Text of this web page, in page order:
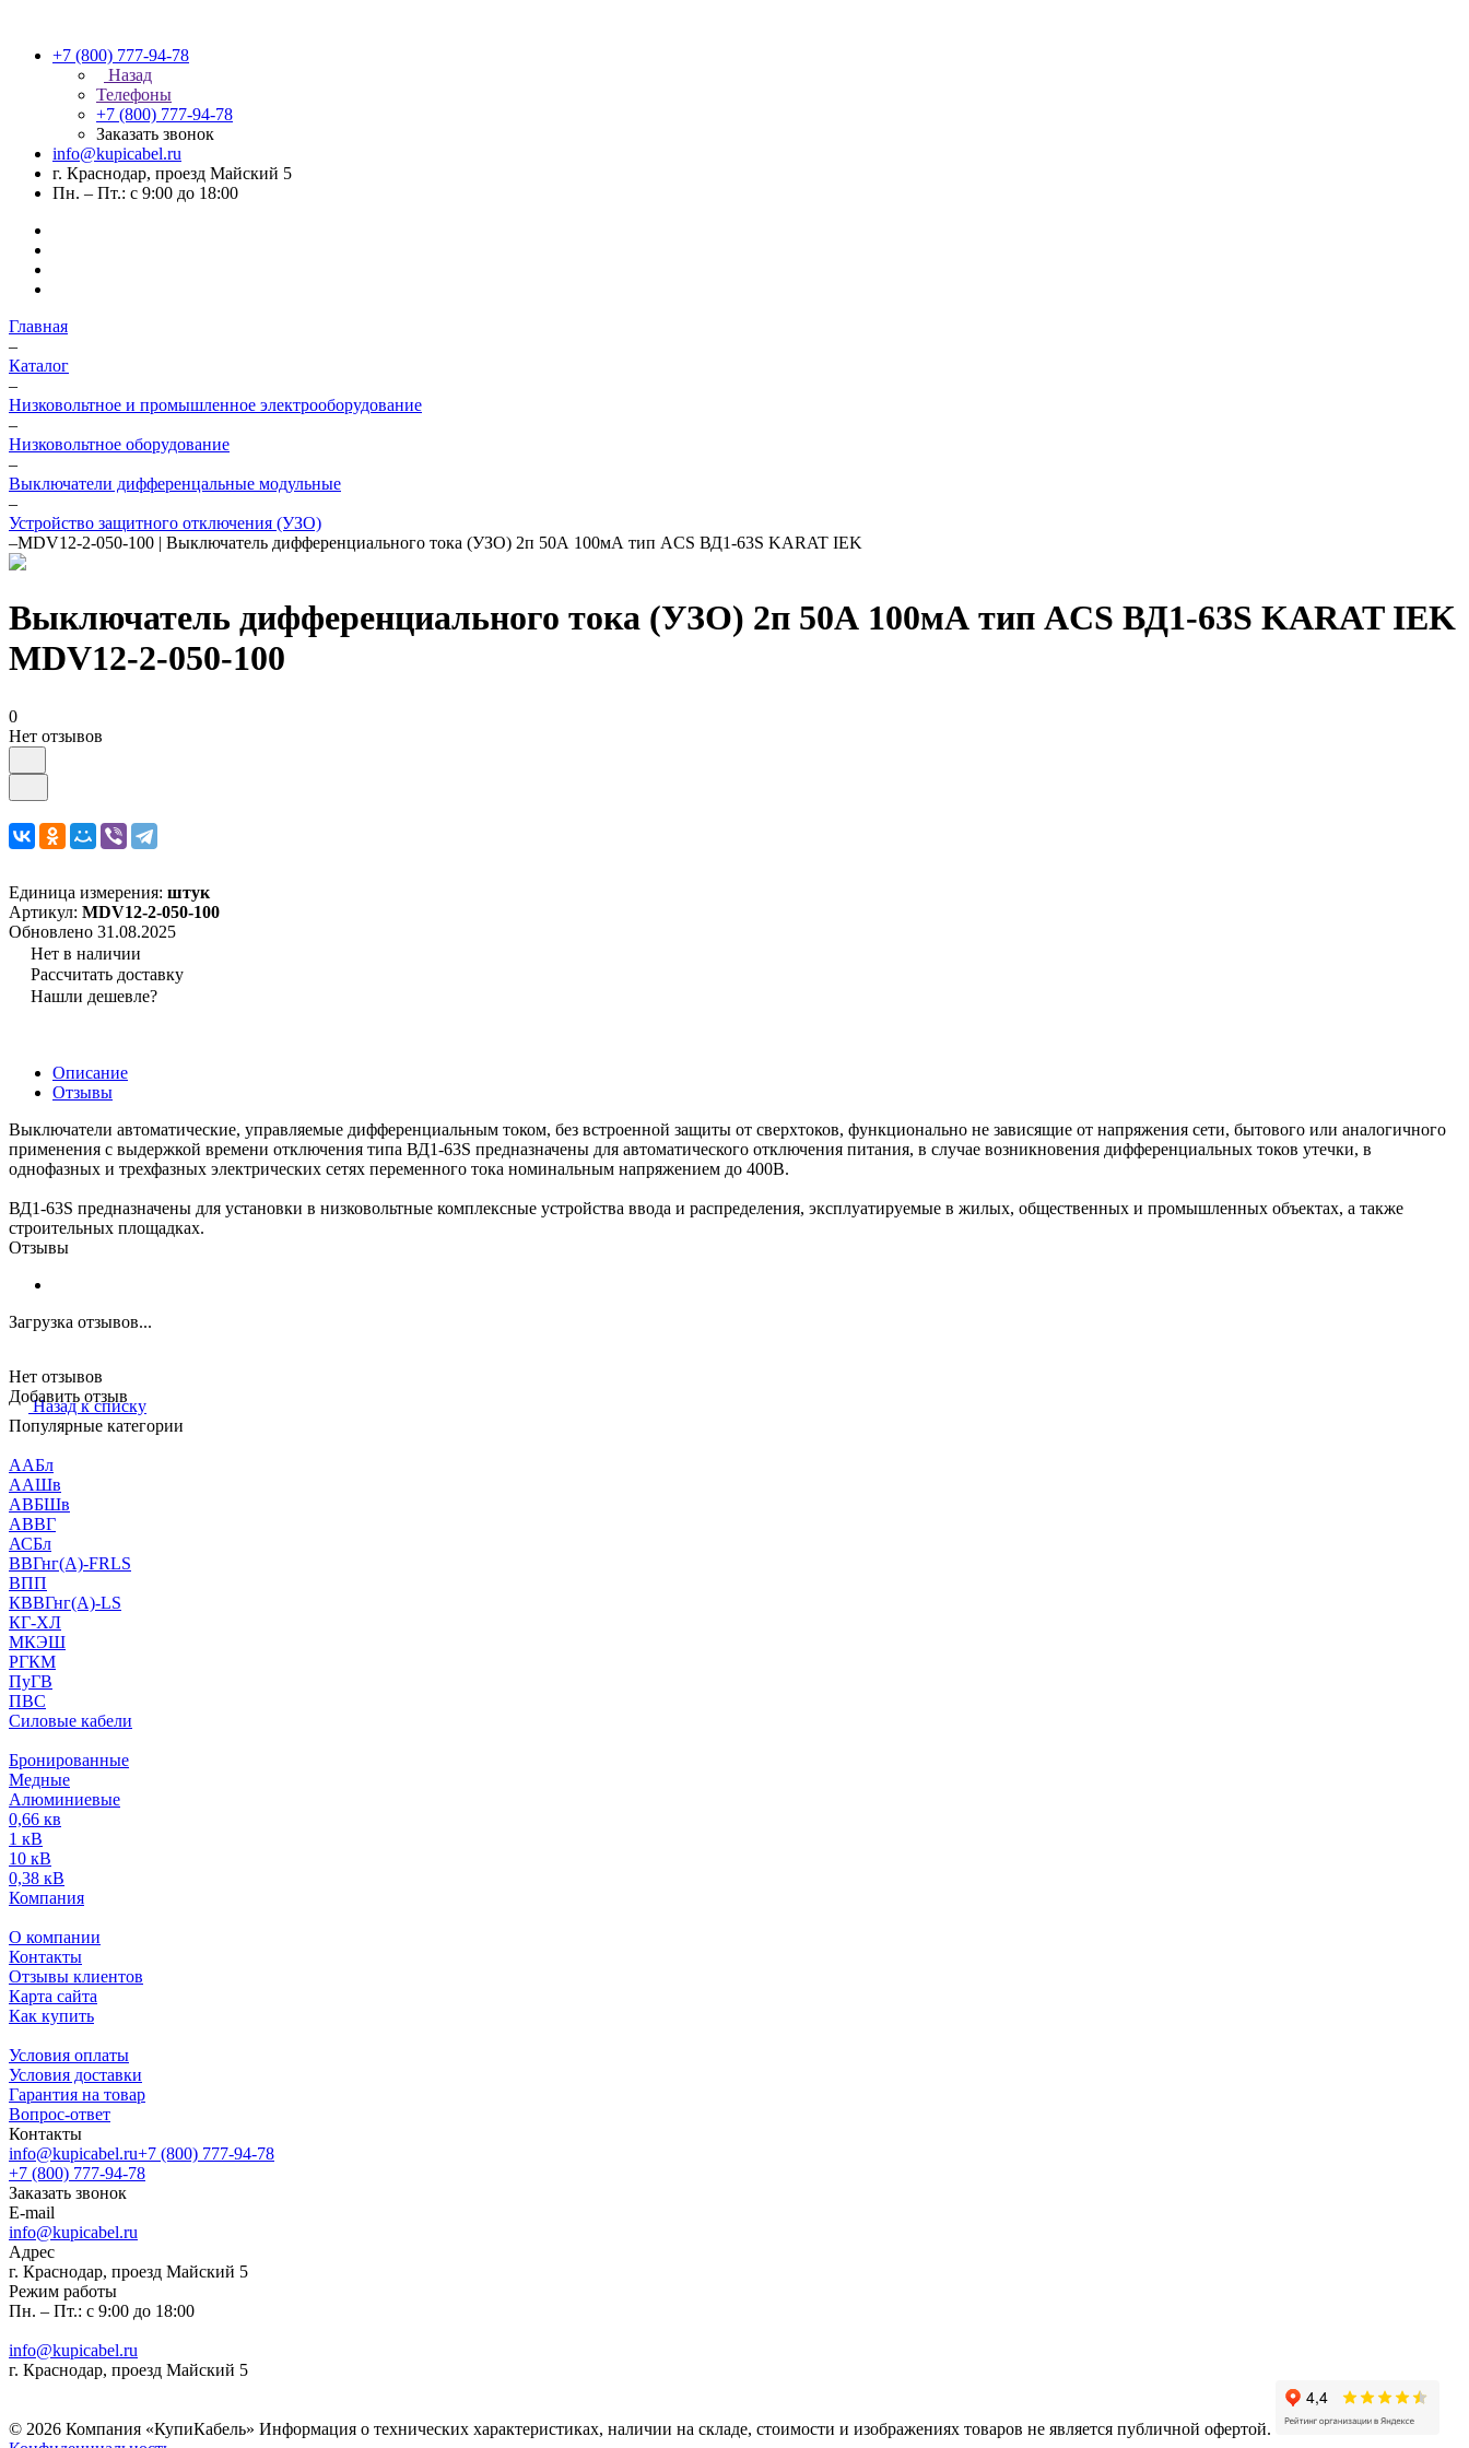
+7 (800) 777-94-78
Назад
Телефоны
+7 (800) 777-94-78
Заказать звонок
info@kupicabel.ru
г. Краснодар, проезд Майский 5
Пн. – Пт.: с 9:00 до 18:00
Главная
–
Каталог
–
Низковольтное и промышленное электрооборудование
–
Низковольтное оборудование
–
Выключатели дифференцальные модульные
–
Устройство защитного отключения (УЗО)
–MDV12-2-050-100 | Выключатель дифференциального тока (УЗО) 2п 50А 100мА тип ACS ВД1-63S KARAT IEK
Выключатель дифференциального тока (УЗО) 2п 50А 100мА тип ACS ВД1-63S KARAT IEK
MDV12-2-050-100
0
Нет отзывов
Единица измерения: штук
Артикул: MDV12-2-050-100
Обновлено 31.08.2025
Нет в наличии
Рассчитать доставку
Нашли дешевле?
Описание
Отзывы
Выключатели автоматические, управляемые дифференциальным током, без встроенной защиты от сверхтоков, функционально не зависящие от напряжения сети, бытового или аналогичного
применения с выдержкой времени отключения типа ВД1-63S предназначены для автоматического отключения питания, в случае возникновения дифференциальных токов утечки, в
однофазных и трехфазных электрических сетях переменного тока номинальным напряжением до 400В.
ВД1-63S предназначены для установки в низковольтные комплексные устройства ввода и распределения, эксплуатируемые в жилых, общественных и промышленных объектах, а также
строительных площадках.
Отзывы
Загрузка отзывов...
Нет отзывов
Добавить отзыв
Назад к списку
Популярные категории
ААБл
ААШв
АВБШв
АВВГ
АСБл
ВВГнг(А)-FRLS
ВПП
КВВГнг(А)-LS
КГ-ХЛ
МКЭШ
РГКМ
ПуГВ
ПВС
Силовые кабели
Бронированные
Медные
Алюминиевые
0,66 кв
1 кВ
10 кВ
0,38 кВ
Компания
О компании
Контакты
Отзывы клиентов
Карта сайта
Как купить
Условия оплаты
Условия доставки
Гарантия на товар
Вопрос-ответ
Контакты
info@kupicabel.ru+7 (800) 777-94-78
+7 (800) 777-94-78
Заказать звонок
E-mail
info@kupicabel.ru
Адрес
г. Краснодар, проезд Майский 5
Режим работы
Пн. – Пт.: с 9:00 до 18:00
info@kupicabel.ru
г. Краснодар, проезд Майский 5
© 2026 Компания «КупиКабель» Информация о технических характеристиках, наличии на складе, стоимости и изображениях товаров не является публичной офертой.